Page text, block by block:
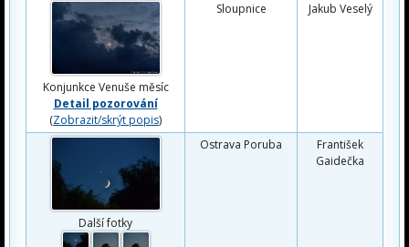
Konjunkce Venuše měsíc
Detail pozorování
(Zobrazit/skrýt popis)
Sloupnice Jakub Veselý
Další fotky
Ostrava Poruba
František
Gaidečka